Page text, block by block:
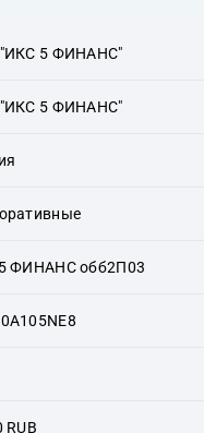
5 ФИНАНС"
5 ФИНАНС"
ФИНАНС обб2П03
RUB